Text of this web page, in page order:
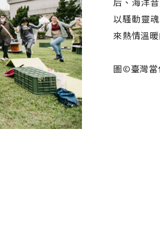
后、海洋
以騷動靈
來熱情溫
圖©臺灣當